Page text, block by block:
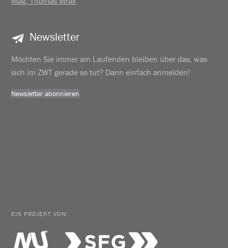
Newsletter
Möchten Sie immer am Laufenden bleiben über das, was
sich im ZWT gerade so tut? Dann einfach anmelden!
Newsletter abonnieren
EIN PROJEKT VON: